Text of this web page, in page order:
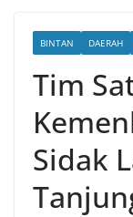
BINTAN DAERAH
Tim
Sidak